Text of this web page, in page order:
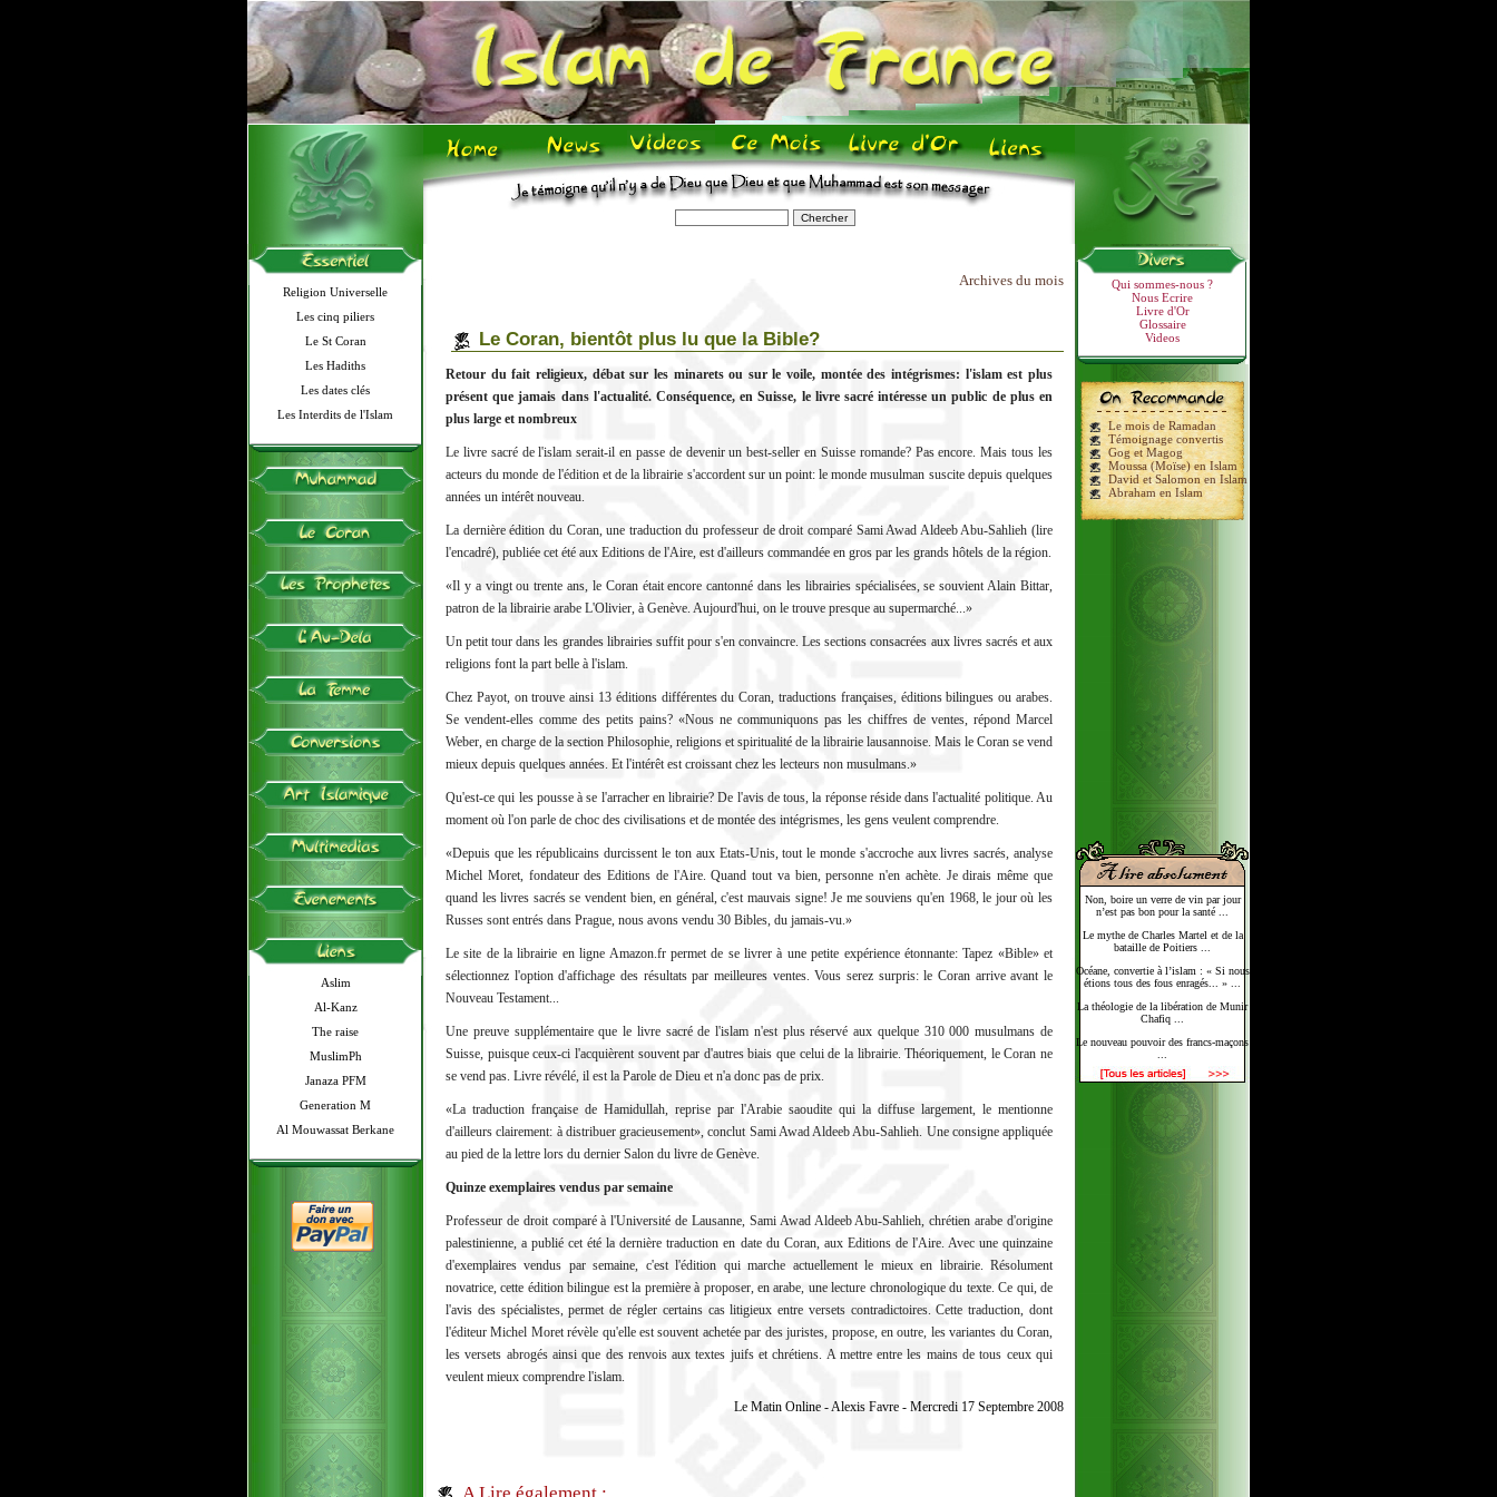
Religion Universelle
Les cinq piliers
Le St Coran
Les Hadiths
Les dates clés
Les Interdits de l'Islam
Aslim
Al-Kanz
The raise
MuslimPh
Janaza PFM
Generation M
Al Mouwassat Berkane
Qui sommes-nous ?
Nous Ecrire
Livre d'Or
Glossaire
Videos
Le mois de Ramadan
Témoignage convertis
Gog et Magog
Moussa (Moïse) en Islam
David et Salomon en Islam
Abraham en Islam
Non, boire un verre de vin par jour
n’est pas bon pour la santé ...
Le mythe de Charles Martel et de la
bataille de Poitiers ...
Océane, convertie à l’islam : « Si nous
étions tous des fous enragés... » ...
La théologie de la libération de Munir
Chafiq ...
Le nouveau pouvoir des francs-maçons
Archives du mois
Le Coran, bientôt plus lu que la Bible?
Retour du fait religieux, débat sur les minarets ou sur le voile, montée des intégrismes: l'islam est plus
présent que jamais dans l'actualité. Conséquence, en Suisse, le livre sacré intéresse un public de plus en
plus large et nombreux
Le livre sacré de l'islam serait-il en passe de devenir un best-seller en Suisse romande? Pas encore. Mais tous les
acteurs du monde de l'édition et de la librairie s'accordent sur un point: le monde musulman suscite depuis quelques
années un intérêt nouveau.
La dernière édition du Coran, une traduction du professeur de droit comparé Sami Awad Aldeeb Abu-Sahlieh (lire
l'encadré), publiée cet été aux Editions de l'Aire, est d'ailleurs commandée en gros par les grands hôtels de la région.
«Il y a vingt ou trente ans, le Coran était encore cantonné dans les librairies spécialisées, se souvient Alain Bittar,
patron de la librairie arabe L'Olivier, à Genève. Aujourd'hui, on le trouve presque au supermarché...»
Un petit tour dans les grandes librairies suffit pour s'en convaincre. Les sections consacrées aux livres sacrés et aux
religions font la part belle à l'islam.
Chez Payot, on trouve ainsi 13 éditions différentes du Coran, traductions françaises, éditions bilingues ou arabes.
Se vendent-elles comme des petits pains? «Nous ne communiquons pas les chiffres de ventes, répond Marcel
Weber, en charge de la section Philosophie, religions et spiritualité de la librairie lausannoise. Mais le Coran se vend
mieux depuis quelques années. Et l'intérêt est croissant chez les lecteurs non musulmans.»
Qu'est-ce qui les pousse à se l'arracher en librairie? De l'avis de tous, la réponse réside dans l'actualité politique. Au
moment où l'on parle de choc des civilisations et de montée des intégrismes, les gens veulent comprendre.
«Depuis que les républicains durcissent le ton aux Etats-Unis, tout le monde s'accroche aux livres sacrés, analyse
Michel Moret, fondateur des Editions de l'Aire. Quand tout va bien, personne n'en achète. Je dirais même que
quand les livres sacrés se vendent bien, en général, c'est mauvais signe! Je me souviens qu'en 1968, le jour où les
Russes sont entrés dans Prague, nous avons vendu 30 Bibles, du jamais-vu.»
Le site de la librairie en ligne Amazon.fr permet de se livrer à une petite expérience étonnante: Tapez «Bible» et
sélectionnez l'option d'affichage des résultats par meilleures ventes. Vous serez surpris: le Coran arrive avant le
Nouveau Testament...
Une preuve supplémentaire que le livre sacré de l'islam n'est plus réservé aux quelque 310 000 musulmans de
Suisse, puisque ceux-ci l'acquièrent souvent par d'autres biais que celui de la librairie. Théoriquement, le Coran ne
se vend pas. Livre révélé, il est la Parole de Dieu et n'a donc pas de prix.
«La traduction française de Hamidullah, reprise par l'Arabie saoudite qui la diffuse largement, le mentionne
d'ailleurs clairement: à distribuer gracieusement», conclut Sami Awad Aldeeb Abu-Sahlieh. Une consigne appliquée
au pied de la lettre lors du dernier Salon du livre de Genève.
Quinze exemplaires vendus par semaine
Professeur de droit comparé à l'Université de Lausanne, Sami Awad Aldeeb Abu-Sahlieh, chrétien arabe d'origine
palestinienne, a publié cet été la dernière traduction en date du Coran, aux Editions de l'Aire. Avec une quinzaine
d'exemplaires vendus par semaine, c'est l'édition qui marche actuellement le mieux en librairie. Résolument
novatrice, cette édition bilingue est la première à proposer, en arabe, une lecture chronologique du texte. Ce qui, de
l'avis des spécialistes, permet de régler certains cas litigieux entre versets contradictoires. Cette traduction, dont
l'éditeur Michel Moret révèle qu'elle est souvent achetée par des juristes, propose, en outre, les variantes du Coran,
les versets abrogés ainsi que des renvois aux textes juifs et chrétiens. A mettre entre les mains de tous ceux qui
veulent mieux comprendre l'islam.
Le Matin Online - Alexis Favre - Mercredi 17 Septembre 2008
A Lire également :